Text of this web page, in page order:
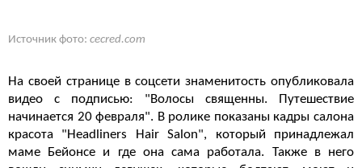
Источник фото: cecred.com
На своей странице в соцсети знаменитость опубликовала
видео с подписью: "Волосы священны. Путешествие
начинается 20 февраля". В ролике показаны кадры салона
красота "Headliners Hair Salon", который принадлежал
маме Бейонсе и где она сама работала. Также в него